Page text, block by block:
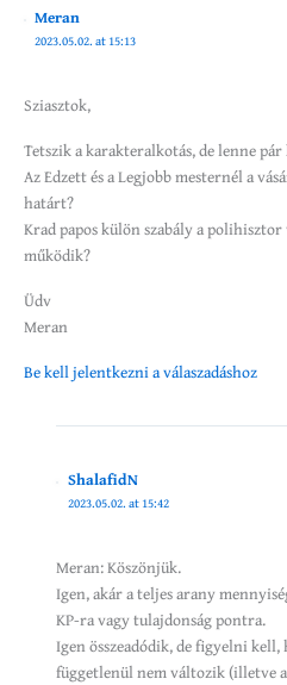
Meran
2023.05.02. at 15:13
Sziasztok,
Tetszik a karakteralkotás, de lenne pár
Az Edzett és a Legjobb mesternél a
határt?
Krad papos külön szabály a
működik?
Üdv
Meran
Be kell jelentkezni a válaszadáshoz
ShalafidN
2023.05.02. at 15:42
Meran: Köszönjük.
Igen, akár a teljes arany
KP-ra vagy tulajdonság pontra.
Igen összeadódik, de figyelni
függetlenül nem változik (illetve